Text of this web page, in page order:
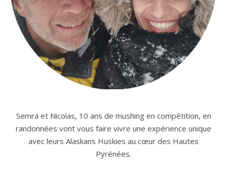
Semra et Nicolas, 10 ans de mushing en compétition, en
randonnées vont vous faire vivre une expérience unique
avec leurs Alaskans Huskies au cœur des Hautes
Pyrénées.